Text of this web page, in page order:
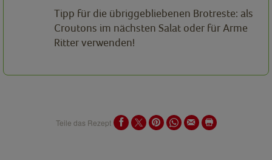
Tipp für die übriggebliebenen Brotreste: als
Croutons im nächsten Salat oder für Arme
Ritter verwenden!
Teile das Rezept